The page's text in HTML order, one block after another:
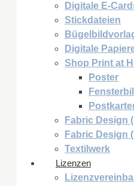
Digitale E-
Stickdateien
Digitale
Shop Print at
Poster
Fabric Design
Fabric Design
Textilwerk
Lizenzen